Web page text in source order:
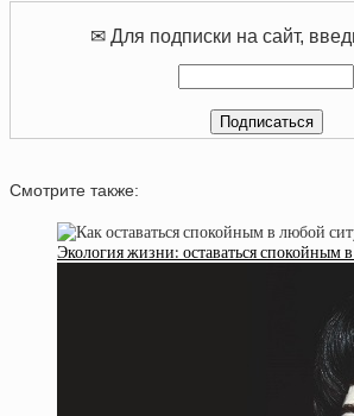
✉ Для подписки на сайт,
Смотрите также:
Экология жизни: оставаться спокойным